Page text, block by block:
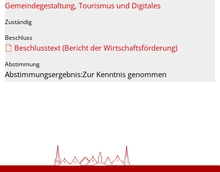
Gemeindegestaltung, Tourismus und Digitales
Beschlusstext (Bericht der Wirtschaftsförderung)
Abstimmungsergebnis:Zur Kenntnis genommen